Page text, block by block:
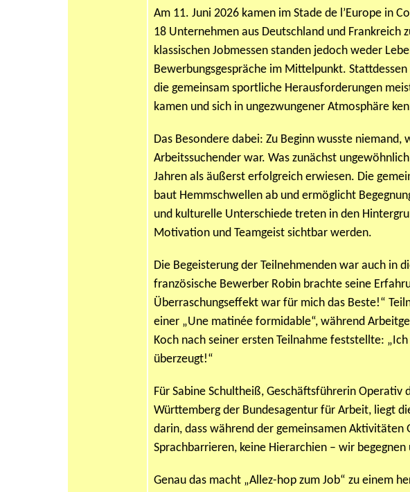
Am 11. Juni 2026 kamen im Stade de l’Europe in
18 Unternehmen aus Deutschland und Frankreich
klassischen Jobmessen standen jedoch weder
Bewerbungsgespräche im Mittelpunkt.
die gemeinsam sportliche Herausforderungen
kamen und sich in ungezwungener Atmosphäre
Das Besondere dabei: Zu Beginn wusste
Arbeitssuchender war. Was zunächst
Jahren als äußerst erfolgreich erwiesen. Die
baut Hemmschwellen ab und ermöglicht
und kulturelle Unterschiede treten in den
Motivation und Teamgeist sichtbar werden.
Die Begeisterung der Teilnehmenden war auch in
französische Bewerber Robin brachte seine
Überraschungseffekt war für mich das Beste!“
einer „Une matinée formidable“, während
Koch nach seiner ersten Teilnahme feststellte:
überzeugt!“
Für Sabine Schultheiß, Geschäftsführerin Operativ
Württemberg der Bundesagentur für Arbeit, liegt
darin, dass während der gemeinsamen Aktivitäten
Sprachbarrieren, keine Hierarchien – wir begegnen
Genau das macht „Allez-hop zum Job“ zu einem